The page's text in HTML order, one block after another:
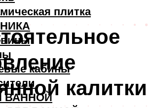
плитка
кабины
ВАННОЙ
калитки